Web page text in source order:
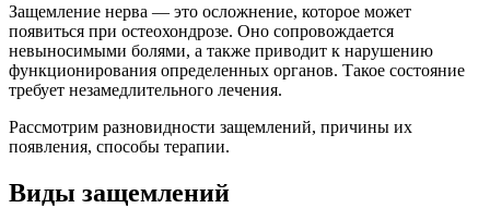
Защемление нерва — это осложнение, которое может
появиться при остеохондрозе. Оно сопровождается
невыносимыми болями, а также приводит к нарушению
функционирования определенных органов. Такое состояние
требует незамедлительного лечения.
Рассмотрим разновидности защемлений, причины их
появления, способы терапии.
Виды защемлений